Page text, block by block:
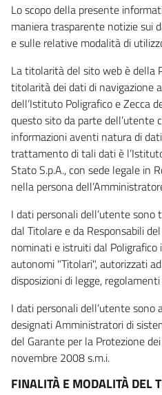
Lo scopo della presente
maniera trasparente notizie sui
e sulle relative modalità di
La titolarità del sito web è della
titolarità dei dati di navigazione
dell’Istituto Poligrafico e Zecca
questo sito da parte dell’utente
informazioni aventi natura di
trattamento di tali dati è
Stato S.p.A., con sede legale in
nella persona
I dati personali dell’utente
dal Titolare e da Responsabili
nominati e istruiti dal
autonomi "Titolari", autorizzati
disposizioni di legge,
I dati personali dell’utente
designati Amministratori di
del Garante per la Protezione
novembre 2008 s.m.i.
FINALITÀ E MODALITÀ DEL